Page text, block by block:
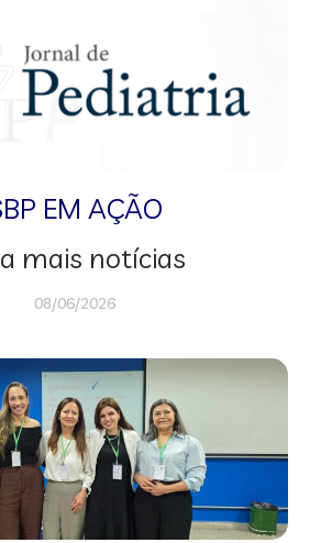
EM AÇÃO
mais notícias
08/06/2026